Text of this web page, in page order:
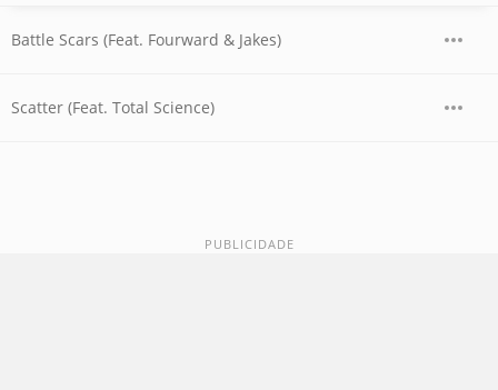
Battle Scars (Feat. Fourward & Jakes)
Scatter (Feat. Total Science)